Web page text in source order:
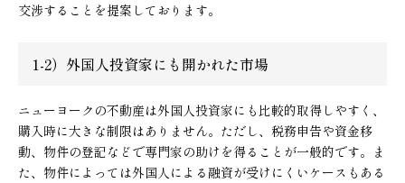
交渉することを提案しております。
1-2）外国人投資家にも開かれた市場
ニューヨークの不動産は外国人投資家にも比較的取得しやすく、
購入時に大きな制限はありません。ただし、税務申告や資金移
動、物件の登記などで専門家の助けを得ることが一般的です。ま
た、物件によっては外国人による融資が受けにくいケースもある